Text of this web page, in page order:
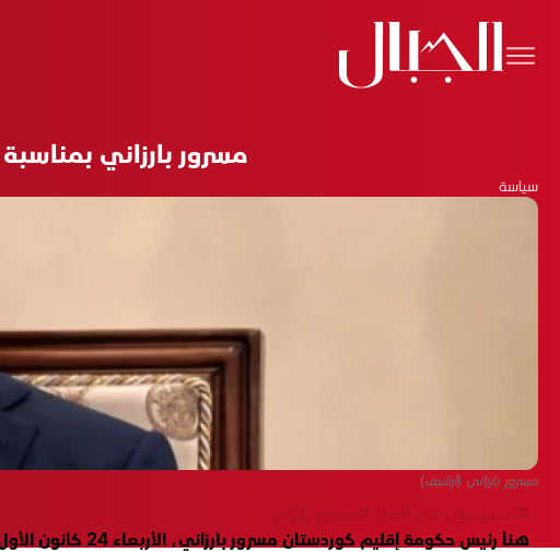
مسرور بارزاني
سياسة
مسرور بارزاني (أرشيف)
#المسيحيون في العراق#مسرور بارزاني
هنأ رئيس حكومة إقليم كوردستان مسرور بارزاني، الأربعاء 24 كانون الأول 2025، المسيحيين في كوردستان والعراق والعالم، بمناسبة ميلاد المسيح.